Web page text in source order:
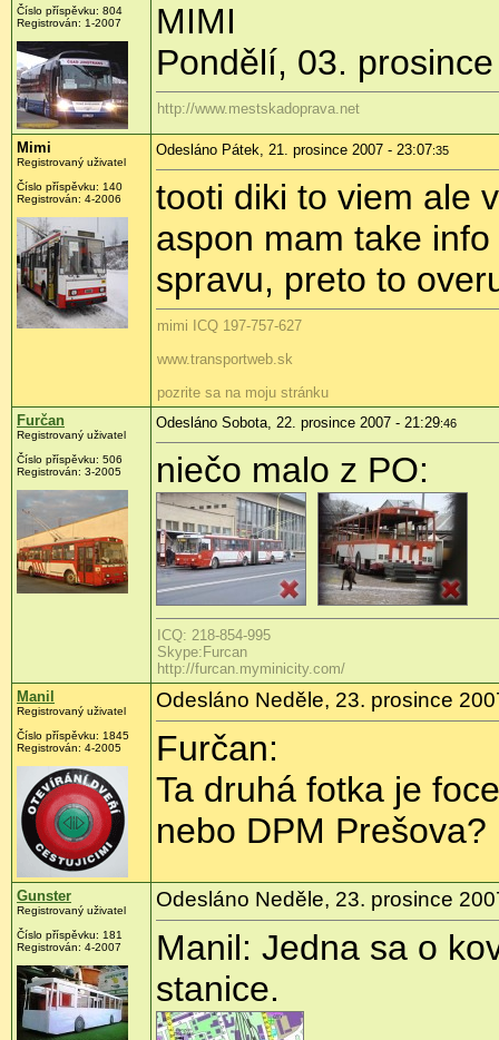
Číslo příspěvku: 804
Registrován: 1-2007
MIMI
Pondělí, 03.
http://www.mestskadoprava.net
Mimi
Registrovaný uživatel
Číslo příspěvku: 140
Registrován: 4-2006
Odesláno Pátek, 21. prosince 2007 - 23:07:35
tooti diki to viem ale
aspon mam take
spravu, preto to
mimi ICQ 197-757-627
www.transportweb.sk
pozrite sa na moju stránku
Furčan
Registrovaný uživatel
Číslo příspěvku: 506
Registrován: 3-2005
Odesláno Sobota, 22. prosince 2007 - 21:29:46
niečo malo z PO:
ICQ: 218-854-995
Skype:Furcan
http://furcan.myminicity.com/
Manil
Registrovaný uživatel
Číslo příspěvku: 1845
Registrován: 4-2005
Odesláno Neděle, 23. prosince
Furčan:
Ta druhá fotka je
nebo DPM Prešova?
Gunster
Registrovaný uživatel
Číslo příspěvku: 181
Registrován: 4-2007
Odesláno Neděle, 23. prosince
Manil: Jedna sa o
stanice.